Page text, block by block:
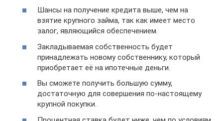
Шансы на получение кредита выше, чем на
взятие крупного займа, так как имеет место
залог, являющийся обеспечением.
Закладываемая собственность будет
принадлежать новому собственнику, который
приобретает её на ипотечные деньги.
Вы сможете получить большую сумму,
достаточную для совершения по-настоящему
крупной покупки.